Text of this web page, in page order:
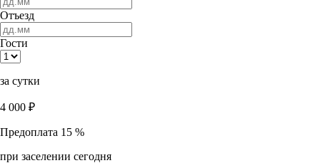
Отъезд
Гости
за сутки
4 000 ₽
Предоплата 15 %
при заселении сегодня